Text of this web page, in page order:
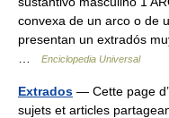
convexa de un arco o de
presentan un extradós
Enciclopedia Universal
Extrados — Cette page
sujets et articles